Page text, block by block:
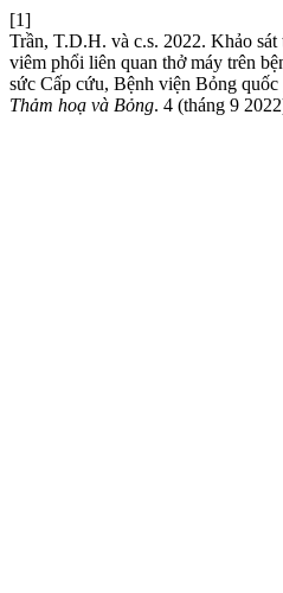
[1]
Trần, T.D.H. và c.s. 2022. Khảo sát
viêm phổi liên quan thở máy trên
sức Cấp cứu, Bệnh viện Bỏng
Thảm hoạ và Bỏng. 4 (tháng 9